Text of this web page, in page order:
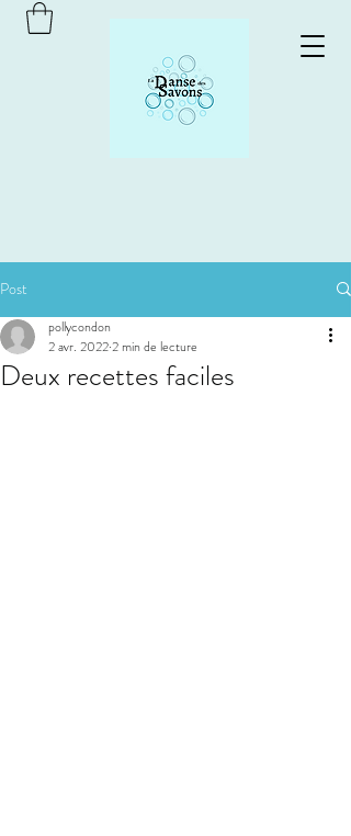
Post
Deux recettes faciles
pollycondon
2 avr. 20222 min de lecture